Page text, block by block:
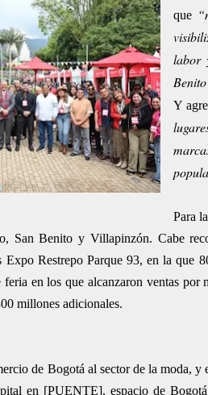
que
labor
Y
Para
San Benito y Villapinzón. Cabe
Expo Restrepo Parque 93, en la que
en los que alcanzaron ventas
millones adicionales.
de Bogotá al sector de la moda,
en [PUENTE], espacio de